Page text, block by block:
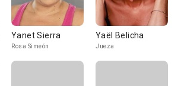
Yanet Sierra
Rosa Simeón
Yaël Belicha
Jueza